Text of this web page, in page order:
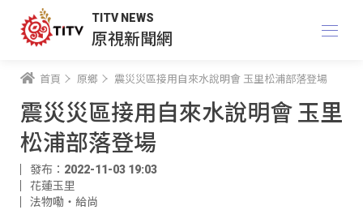
TITV NEWS
原視新聞網
首頁 原鄉 震災災區接用自來水說明會 玉里松浦部落登場
震災災區接用自來水說明會 玉里
松浦部落登場
發布：2022-11-03 19:03
花蓮玉里
法物嘞‧給尚